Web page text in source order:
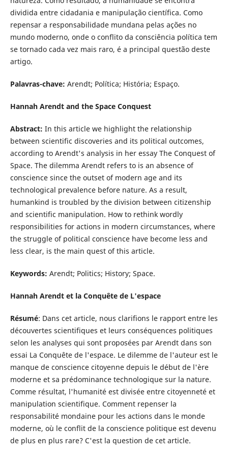
dividida entre cidadania e manipulação científica. Como
repensar a responsabilidade mundana pelas ações no
mundo moderno, onde o conflito da consciência política tem
se tornado cada vez mais raro, é a principal questão deste
artigo.
Palavras-chave: Arendt; Política; História; Espaço.
Hannah Arendt and the Space Conquest
Abstract: In this article we highlight the relationship
between scientific discoveries and its political outcomes,
according to Arendt's analysis in her essay The Conquest of
Space. The dilemma Arendt refers to is an absence of
conscience since the outset of modern age and its
technological prevalence before nature. As a result,
humankind is troubled by the division between citizenship
and scientific manipulation. How to rethink wordly
responsibilities for actions in modern circumstances, where
the struggle of political conscience have become less and
less clear, is the main quest of this article.
Keywords: Arendt; Politics; History; Space.
Hannah Arendt et la Conquête de L'espace
Résumé: Dans cet article, nous clarifions le rapport entre les
découvertes scientifiques et leurs conséquences politiques
selon les analyses qui sont proposées par Arendt dans son
essai La Conquête de l'espace. Le dilemme de l'auteur est le
manque de conscience citoyenne depuis le début de l'ère
moderne et sa prédominance technologique sur la nature.
Comme résultat, l'humanité est divisée entre citoyenneté et
manipulation scientifique. Comment repenser la
responsabilité mondaine pour les actions dans le monde
moderne, où le conflit de la conscience politique est devenu
de plus en plus rare? C'est la question de cet article.